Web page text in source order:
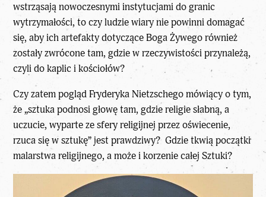
wstrząsają nowoczesnymi instytucjami do granic
wytrzymałości, to czy ludzie wiary nie powinni domagać
się, aby ich artefakty dotyczące Boga Żywego również
zostały zwrócone tam, gdzie w rzeczywistości przynależą,
czyli do kaplic i kościołów?
Czy zatem pogląd Fryderyka Nietzschego mówiący o tym,
że „sztuka podnosi głowę tam, gdzie religie słabną, a
uczucie, wyparte ze sfery religijnej przez oświecenie,
rzuca się w sztukę” jest prawdziwy? Gdzie tkwią początki
malarstwa religijnego, a może i korzenie całej Sztuki?